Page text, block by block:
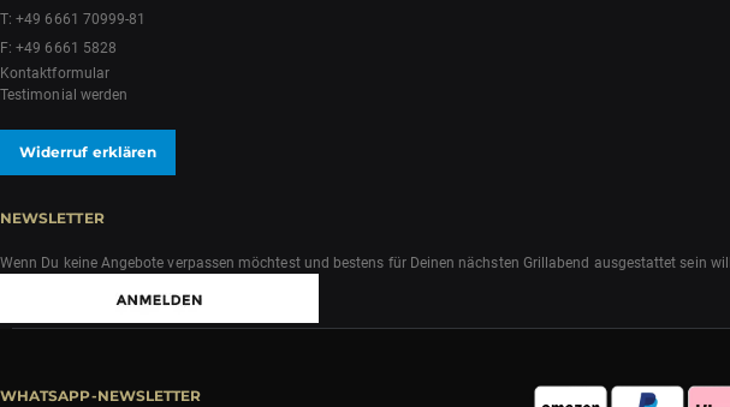
T:+49 6661 70999-81
F: +49 6661 5828
Kontaktformular
Testimonial werden
Widerruf erklären
NEWSLETTER
Wenn Du keine Angebote verpassen möchtest und bestens für Deinen nächsten Grillabend ausgestattet sein
WHATSAPP-NEWSLETTER